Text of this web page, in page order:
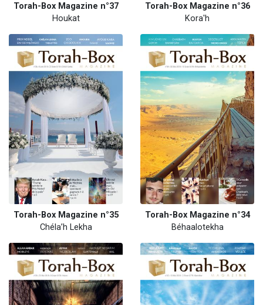
Torah-Box Magazine n°37
Houkat
Torah-Box Magazine n°36
Kora'h
Torah-Box Magazine n°35
Chéla’h Lekha
Torah-Box Magazine n°34
Béhaalotekha